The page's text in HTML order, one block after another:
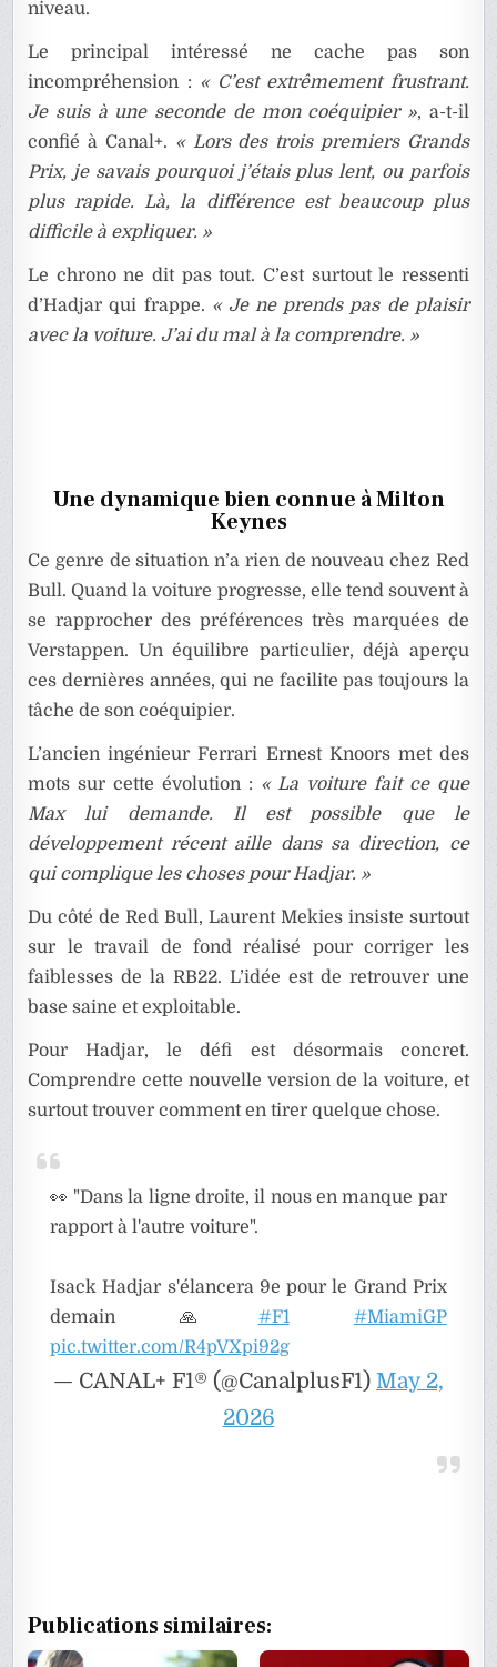
niveau.
Le principal intéressé ne cache pas son
incompréhension : « C’est extrêmement frustrant.
Je suis à une seconde de mon coéquipier », a-t-il
confié à Canal+. « Lors des trois premiers Grands
Prix, je savais pourquoi j’étais plus lent, ou parfois
plus rapide. Là, la différence est beaucoup plus
difficile à expliquer. »
Le chrono ne dit pas tout. C’est surtout le ressenti
d’Hadjar qui frappe. « Je ne prends pas de plaisir
avec la voiture. J’ai du mal à la comprendre. »
Une dynamique bien connue à Milton
Keynes
Ce genre de situation n’a rien de nouveau chez Red
Bull. Quand la voiture progresse, elle tend souvent à
se rapprocher des préférences très marquées de
Verstappen. Un équilibre particulier, déjà aperçu
ces dernières années, qui ne facilite pas toujours la
tâche de son coéquipier.
L’ancien ingénieur Ferrari Ernest Knoors met des
mots sur cette évolution : « La voiture fait ce que
Max lui demande. Il est possible que le
développement récent aille dans sa direction, ce
qui complique les choses pour Hadjar. »
Du côté de Red Bull, Laurent Mekies insiste surtout
sur le travail de fond réalisé pour corriger les
faiblesses de la RB22. L’idée est de retrouver une
base saine et exploitable.
Pour Hadjar, le défi est désormais concret.
Comprendre cette nouvelle version de la voiture, et
surtout trouver comment en tirer quelque chose.
👀 "Dans la ligne droite, il nous en manque par
rapport à l'autre voiture".
Isack Hadjar s'élancera 9e pour le Grand Prix
demain 🙏 #F1
#MiamiGP
pic.twitter.com/R4pVXpi92g
— CANAL+ F1® (@CanalplusF1) May 2,
2026
Publications similaires: